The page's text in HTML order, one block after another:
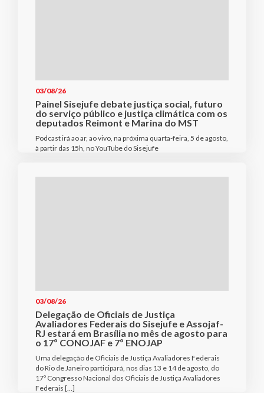
03/08/26
Painel Sisejufe debate justiça social, futuro
do serviço público e justiça climática com os
deputados Reimont e Marina do MST
Podcast irá ao ar, ao vivo, na próxima quarta-feira, 5 de agosto,
à partir das 15h, no YouTube do Sisejufe
03/08/26
Delegação de Oficiais de Justiça
Avaliadores Federais do Sisejufe e Assojaf-
RJ estará em Brasília no mês de agosto para
o 17º CONOJAF e 7º ENOJAP
Uma delegação de Oficiais de Justiça Avaliadores Federais
do Rio de Janeiro participará, nos dias 13 e 14 de agosto, do
17º Congresso Nacional dos Oficiais de Justiça Avaliadores
Federais […]